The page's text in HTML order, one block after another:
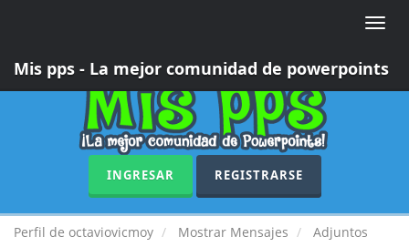
Toggle
Mis pps - La mejor comunidad de powerpoints
INGRESAR REGISTRARSE
Perfil de octaviovicmoy Mostrar Mensajes Adjuntos